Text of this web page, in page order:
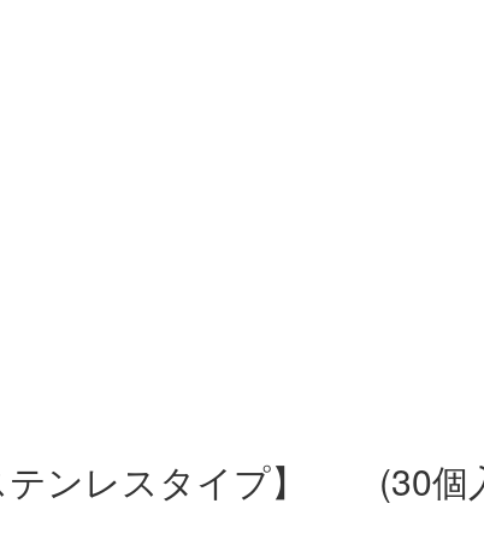
テンレスタイプ】 (30個